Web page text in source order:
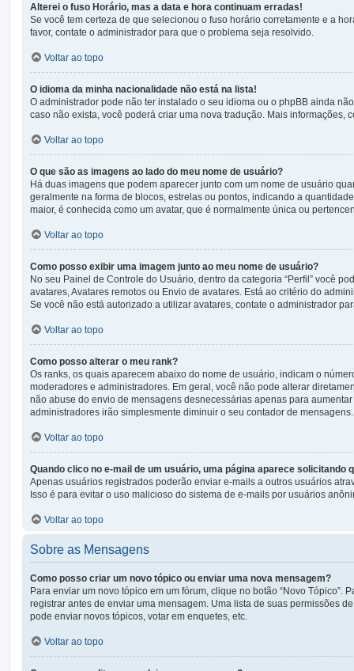
Alterei o fuso Horário, mas a data e hora continuam erradas!
Se você tem certeza de que selecionou o fuso horário corretamente e a
favor, contate o administrador para que o problema seja resolvido.
Voltar ao topo
O idioma da minha nacionalidade não está na lista!
O administrador pode não ter instalado o seu idioma ou o phpBB ainda
caso não exista, você poderá criar uma nova tradução. Mais informações,
Voltar ao topo
O que são as imagens ao lado do meu nome de usuário?
Há duas imagens que podem aparecer junto com um nome de usuário
geralmente na forma de blocos, estrelas ou pontos, indicando a
maior, é conhecida como um avatar, que é normalmente única ou
Voltar ao topo
Como posso exibir uma imagem junto ao meu nome de usuário?
No seu Painel de Controle do Usuário, dentro da categoria “Perfil” você
avatares, Avatares remotos ou Envio de avatares. Está ao critério do
Se você não está autorizado a utilizar avatares, contate o administrador
Voltar ao topo
Como posso alterar o meu rank?
Os ranks, os quais aparecem abaixo do nome de usuário, indicam o
moderadores e administradores. Em geral, você não pode alterar
não abuse do envio de mensagens desnecessárias apenas para
administradores irão simplesmente diminuir o seu contador de mensagens.
Voltar ao topo
Quando clico no e-mail de um usuário, uma página aparece solicitando
Apenas usuários registrados poderão enviar e-mails a outros usuários
Isso é para evitar o uso malicioso do sistema de e-mails por usuários
Voltar ao topo
Sobre as Mensagens
Como posso criar um novo tópico ou enviar uma nova mensagem?
Para enviar um novo tópico em um fórum, clique no botão “Novo Tópico”.
registrar antes de enviar uma mensagem. Uma lista de suas permissões
pode enviar novos tópicos, votar em enquetes, etc.
Voltar ao topo